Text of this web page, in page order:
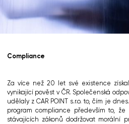
Compliance
Za více než 20 let své existence
vynikající pověst v ČR. Společenská
udělaly z CAR POINT s.r.o. to, čím je
program compliance především to,
stávajících zákonů dodržovat morální